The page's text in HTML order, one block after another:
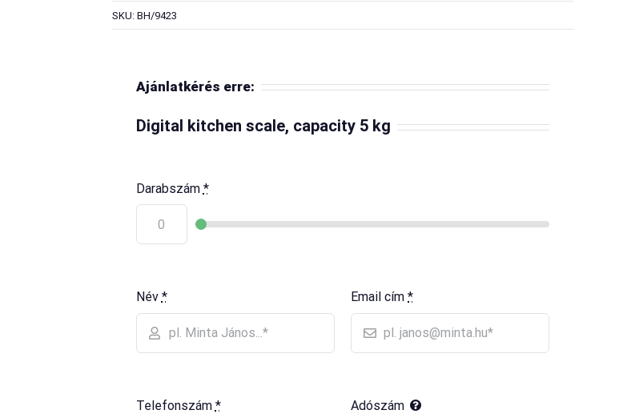
SKU: BH/9423
Ajánlatkérés erre:
Digital kitchen scale, capacity 5 kg
Darabszám *
Név * Email cím*
Telefonszám * Adószám